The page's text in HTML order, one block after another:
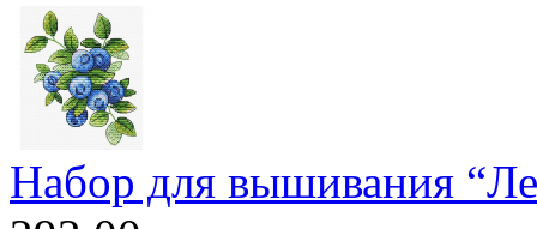
Набор для вышивания